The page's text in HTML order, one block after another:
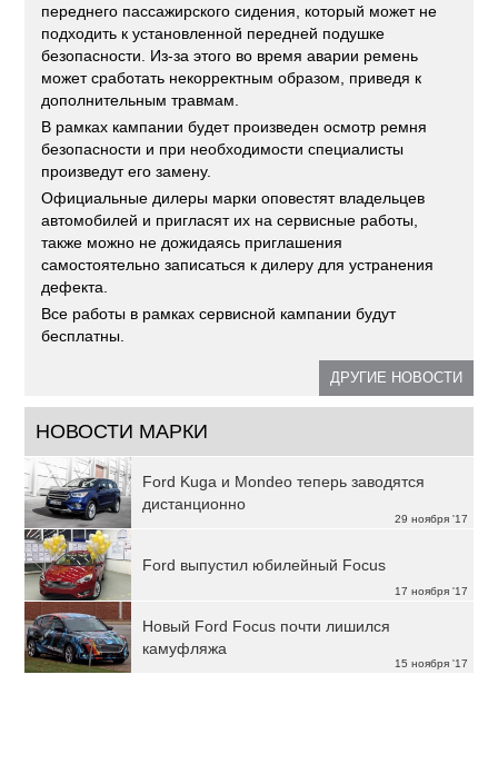
переднего пассажирского сидения, который может не
подходить к установленной передней подушке
безопасности. Из-за этого во время аварии ремень
может сработать некорректным образом, приведя к
дополнительным травмам.
В рамках кампании будет произведен осмотр ремня
безопасности и при необходимости специалисты
произведут его замену.
Официальные дилеры марки оповестят владельцев
автомобилей и пригласят их на сервисные работы,
также можно не дожидаясь приглашения
самостоятельно записаться к дилеру для устранения
дефекта.
Все работы в рамках сервисной кампании будут
бесплатны.
ДРУГИЕ НОВОСТИ
НОВОСТИ МАРКИ
29 ноября '17
Ford Kuga и Mondeo теперь заводятся
дистанционно
17 ноября '17
Ford выпустил юбилейный Focus
15 ноября '17
Новый Ford Focus почти лишился
камуфляжа